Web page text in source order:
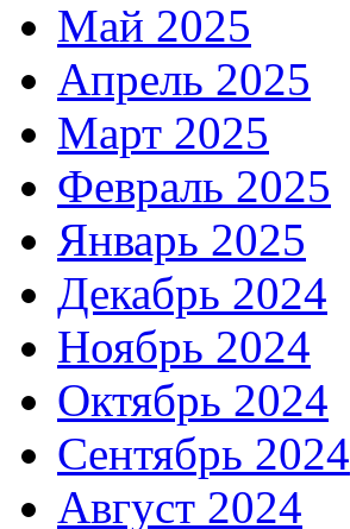
Май 2025
Апрель 2025
Март 2025
Февраль 2025
Январь 2025
Декабрь 2024
Ноябрь 2024
Октябрь 2024
Сентябрь 2024
Август 2024